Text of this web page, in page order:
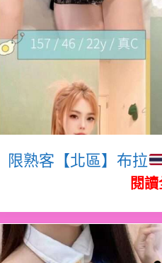
限熟客【北區】布拉
閱